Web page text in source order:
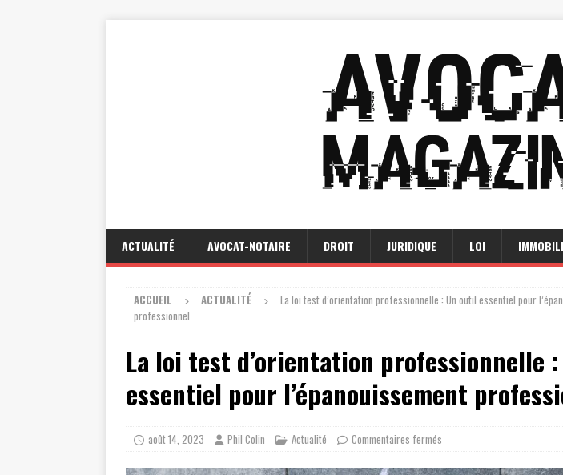
ACTUALITÉ AVOCAT-NOTAIRE DROIT JURIDIQUE LOI
ACCUEIL ACTUALITÉ
La loi test d’orientation professionnelle : Un outil essentiel pour
professionnel
La loi test d’orientation professionnelle
essentiel pour l’épanouissement
août 14, 2023 Phil Colin Actualité Commentaires fermés